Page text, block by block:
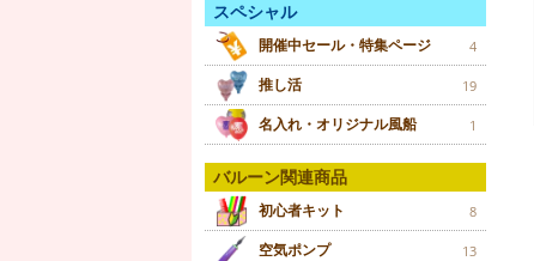
スペシャル
開催中セール・特集ページ 4
推し活 19
名入れ・オリジナル風船 1
バルーン関連商品
初心者キット 8
空気ポンプ 13